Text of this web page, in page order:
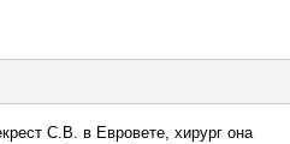
С.В. в Евровете, хирург она